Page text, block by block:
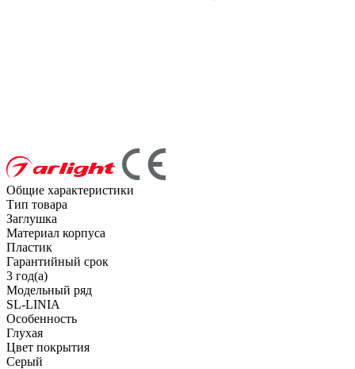
Общие характеристики
Тип товара
Заглушка
Материал корпуса
Пластик
Гарантийный срок
3 год(а)
Модельный ряд
SL-LINIA
Особенность
Глухая
Цвет покрытия
Серый